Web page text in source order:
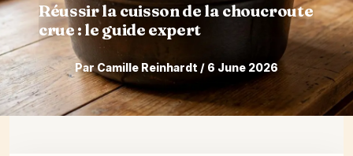
Réussir la cuisson de la choucroute
crue : le guide expert
Par Camille Reinhardt / 6 June 2026